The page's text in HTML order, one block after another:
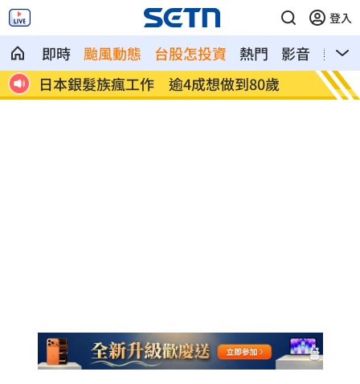
登入
即時 颱風動態 台股怎投資 熱門 影音
熱搜
解散統促黨？他曝翁曉玲一招：恐白忙一
場
疫苗
聲